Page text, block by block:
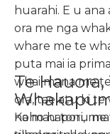
huarahi. E u
ora me nga
whare me te
puta mai ia
whai mana me
ora, tae atu ki te
noho hapori,
Te
Ka mau tonu